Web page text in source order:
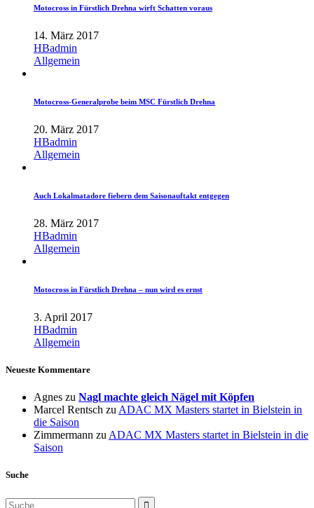
Motocross in Fürstlich Drehna wirft Schatten voraus
14. März 2017
HBadmin
Allgemein
Motocross-Generalprobe beim MSC Fürstlich Drehna
20. März 2017
HBadmin
Allgemein
Auch Lokalmatadore fiebern dem Saisonauftakt entgegen
28. März 2017
HBadmin
Allgemein
Motocross in Fürstlich Drehna – nun wird es ernst
3. April 2017
HBadmin
Allgemein
Neueste Kommentare
Agnes zu Nagl machte gleich Nägel mit Köpfen
Marcel Rentsch zu ADAC MX Masters startet in Bielstein in
die Saison
Zimmermann zu ADAC MX Masters startet in Bielstein in die
Saison
Suche